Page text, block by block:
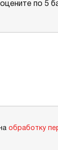
по 5
обработку